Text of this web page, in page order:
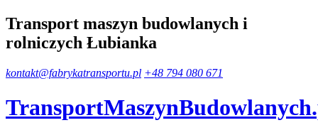
Transport maszyn budowlanych i
rolniczych Łubianka
kontakt@fabrykatransportu.pl +48 794 080 671
TransportMaszynBudowlanych